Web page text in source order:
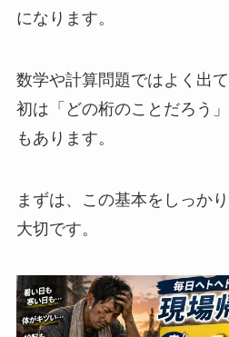
になります。
数学や計算問題ではよく出
初は「どの桁のことだろう
もあります。
まずは、この基本をしっか
大切です。